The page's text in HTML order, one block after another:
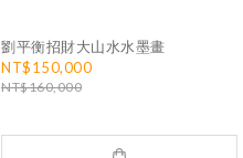
劉平衡招財大山水水墨畫
NT$150,000
NT$160,000